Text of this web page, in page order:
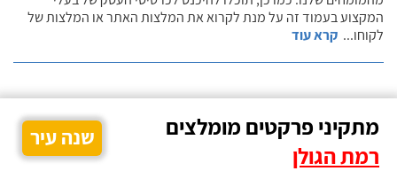
המקצוע בעמוד זה על מנת לקרוא את המלצות האתר או המלצות של
לקוחו... קרא עוד
מתקיני פרקטים מומלצים
רמת הגולן
שנה עיר